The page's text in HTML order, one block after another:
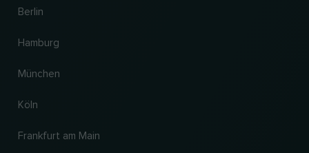
Berlin
Hamburg
München
Köln
Frankfurt am Main